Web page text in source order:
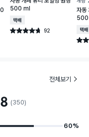
500 ml
택배배송
별점 4.7점 92
건 작성
자동
택배
별점
전체보기
(350)
60%